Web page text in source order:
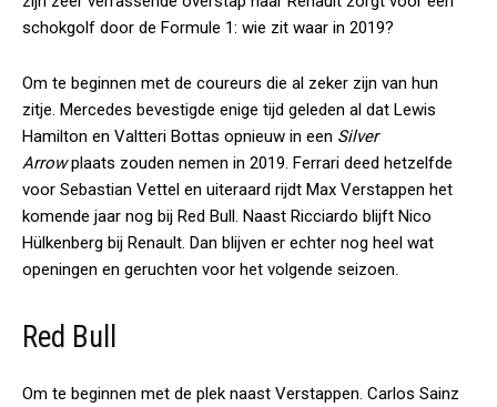
schokgolf door de Formule 1: wie zit waar in 2019?
Om te beginnen met de coureurs die al zeker zijn van hun
zitje. Mercedes bevestigde enige tijd geleden al dat Lewis
Hamilton en Valtteri Bottas opnieuw in een Silver
Arrowplaats zouden nemen in 2019. Ferrari deed hetzelfde
voor Sebastian Vettel en uiteraard rijdt Max Verstappen het
komende jaar nog bij Red Bull. Naast Ricciardo blijft Nico
Hülkenberg bij Renault. Dan blijven er echter nog heel wat
openingen en geruchten voor het volgende seizoen.
Red Bull
Om te beginnen met de plek naast Verstappen. Carlos Sainz